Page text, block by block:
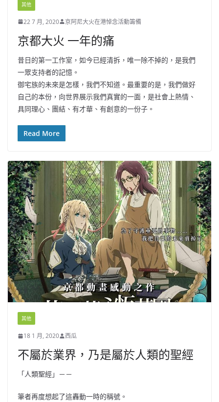
其他
22 7 月, 2020 京阿尼大火在港悼念活動籌備
京都大火 一年的痛
昔日的第一工作室，如今已經清拆，唯一除不掉的，是我們
一眾支持者的記憶。
御宅族的未來是怎樣，我們不知道。最重要的是，我們做好
自己的本份，向世界展示我們真實的一面，是社會上熱情、
具同理心、團結、有才華、有創意的一份子。
Read More
其他
18 1 月, 2020 西瓜
不屬於業界，乃是屬於人類的聖經
「人類聖經」－－
筆者再度想起了這轟動一時的稱號。